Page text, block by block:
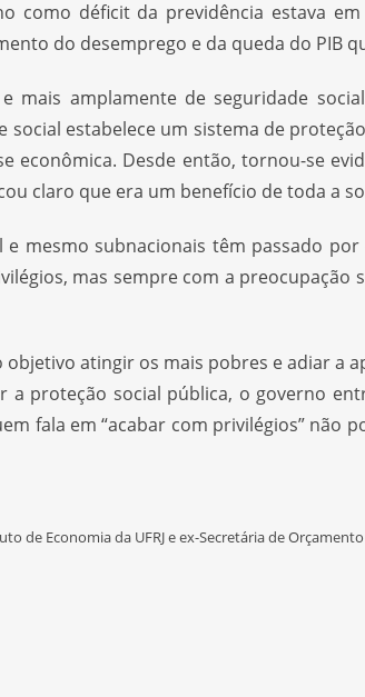
déficit da previdência estava
do desemprego e da queda do PIB
mais amplamente de seguridade
estabelece um sistema de
econômica. Desde então, tornou-se
claro que era um benefício de toda a
e mesmo subnacionais têm passado
mas sempre com a
atingir os mais pobres e adiar a
proteção social pública, o governo
fala em “acabar com privilégios” não
de Economia da UFRJ e ex-Secretária de